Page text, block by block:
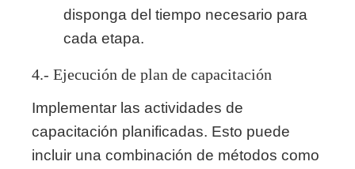
disponga del tiempo necesario para
cada etapa.
4.- Ejecución de plan de capacitación
Implementar las actividades de
capacitación planificadas. Esto puede
incluir una combinación de métodos como